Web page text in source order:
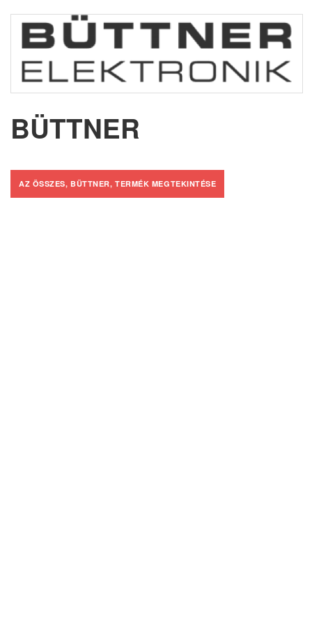
BÜTTNER
AZ ÖSSZES, BÜTTNER, TERMÉK MEGTEKINTÉSE